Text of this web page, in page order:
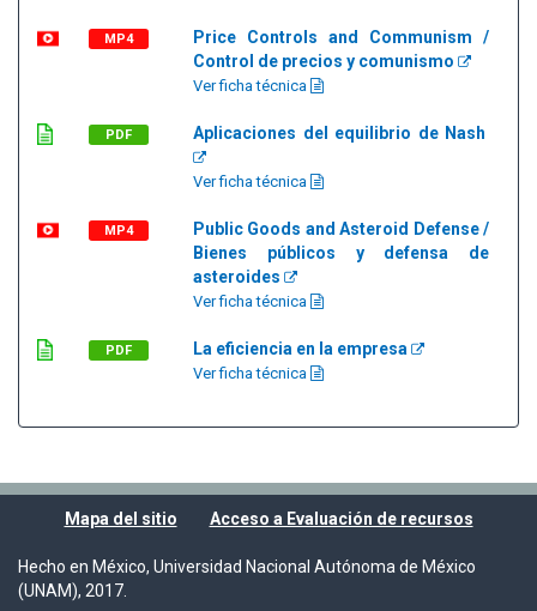
MP4
Price Controls and Communism /
Control de precios y comunismo
Ver ficha técnica
PDF Aplicaciones del equilibrio de Nash
Ver ficha técnica
MP4
Public Goods and Asteroid Defense /
Bienes públicos y defensa de
asteroides
Ver ficha técnica
PDF La eficiencia en la empresa
Ver ficha técnica
Mapa del sitio Acceso a Evaluación de recursos
Hecho en México, Universidad Nacional Autónoma de México
(UNAM), 2017.